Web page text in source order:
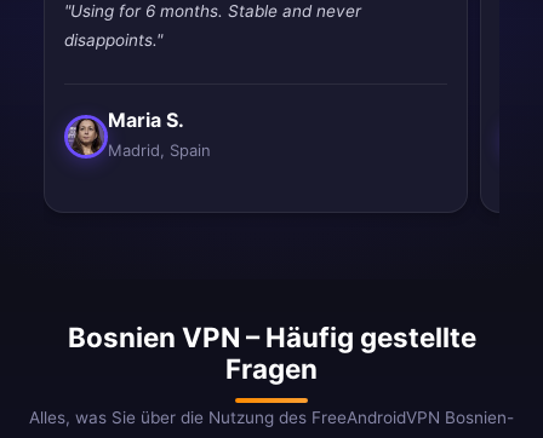
"Using for 6 months. Stable and never
disappoints."
Maria S.
Madrid, Spain
Bosnien VPN – Häufig gestellte
Fragen
Alles, was Sie über die Nutzung des FreeAndroidVPN Bosnien-